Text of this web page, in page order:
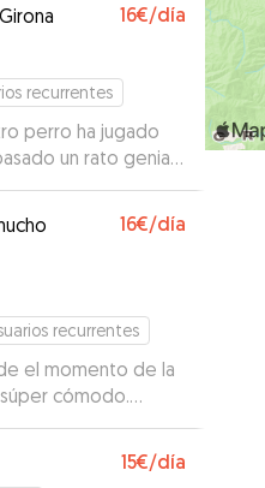
16€/día
recurrentes
perro ha jugado
un rato genial.
de dejarlo
16€/día
recurrentes
el momento de la
cómodo.
correr y pasarlo
con los que jugar.
la cuidadora que
15€/día